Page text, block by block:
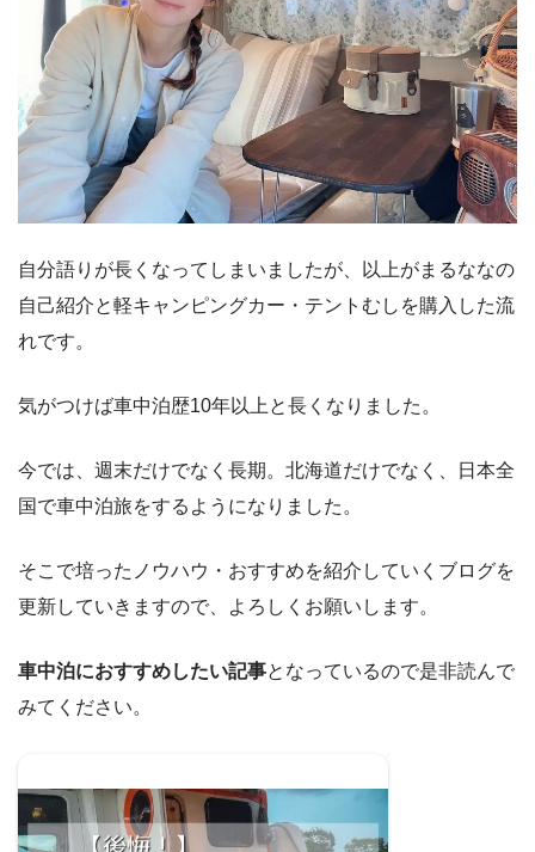
自分語りが長くなってしまいましたが、以上がまるななの
自己紹介と軽キャンピングカー・テントむしを購入した流
れです。
気がつけば車中泊歴10年以上と長くなりました。
今では、週末だけでなく長期。北海道だけでなく、日本全
国で車中泊旅をするようになりました。
そこで培ったノウハウ・おすすめを紹介していくブログを
更新していきますので、よろしくお願いします。
車中泊におすすめしたい記事となっているので是非読んで
みてください。